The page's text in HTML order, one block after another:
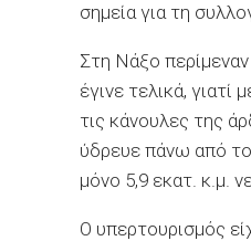
σημεία για τη
Στη Νάξο
έγινε τελικά,
τις κάνουλες της
ύδρευε πάνω από
μόνο 5,9 εκατ. κ.μ.
Ο υπερτουρισμός